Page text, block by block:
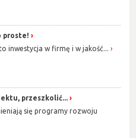
proste!
inwestycja w firmę i w jakość...
przeszkolić...
się programy rozwoju